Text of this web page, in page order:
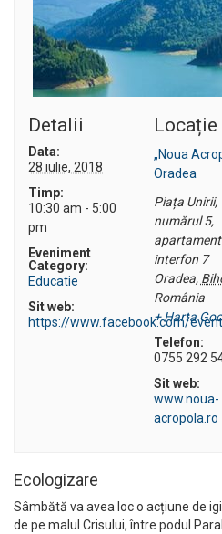
Detalii
Data:
28 iulie, 2018
Timp:
10:30 am - 5:00
pm
Eveniment
Category:
Educatie
Sit web:
https://www.facebook.com/
Locație
„Noua
Oradea
Piața Unirii,
numărul 5,
apartament
interfon 7
Oradea,
România
+ Harta
Telefon:
0755 292
Sit web:
www.noua-
acropola.ro
Ecologizare
Sâmbătă va avea loc o acțiune de
de pe malul Crisului, între podul